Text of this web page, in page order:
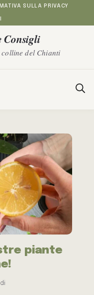
SULLA PRIVACY
Consigli
del Chianti
piante